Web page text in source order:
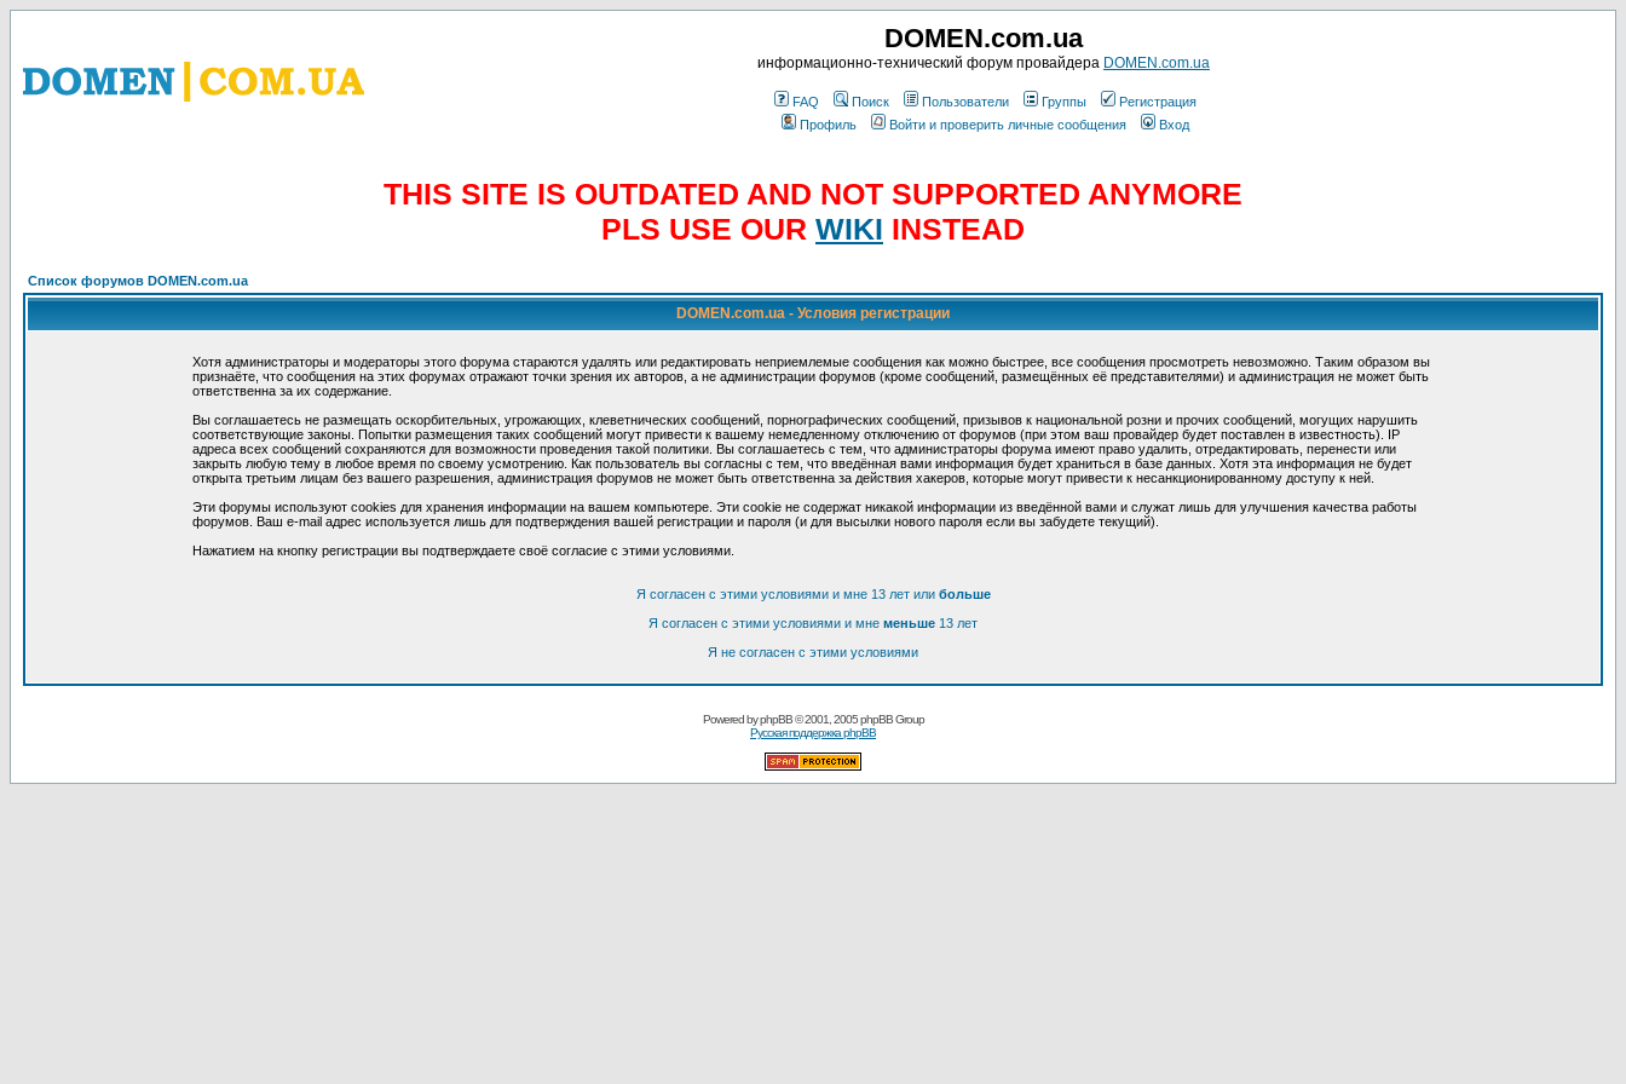
DOMEN.com.ua
информационно-технический форум провайдера DOMEN.com.ua
FAQ Поиск Пользователи Группы
Регистрация
Профиль
Войти и проверить личные сообщения Вход
THIS SITE IS OUTDATED AND NOT SUPPORTED ANYMORE
PLS USE OUR WIKI INSTEAD
Список форумов DOMEN.com.ua
DOMEN.com.ua - Условия регистрации
Хотя администраторы и модераторы этого форума стараются удалять или редактировать неприемлемые сообщения как можно быстрее, все сообщения просмотреть невозможно. Таким образом вы
признаёте, что сообщения на этих форумах отражают точки зрения их авторов, а не администрации форумов (кроме сообщений, размещённых её представителями) и администрация не может быть
ответственна за их содержание.
Вы соглашаетесь не размещать оскорбительных, угрожающих, клеветнических сообщений, порнографических сообщений, призывов к национальной розни и прочих сообщений, могущих нарушить
соответствующие законы. Попытки размещения таких сообщений могут привести к вашему немедленному отключению от форумов (при этом ваш провайдер будет поставлен в известность). IP
адреса всех сообщений сохраняются для возможности проведения такой политики. Вы соглашаетесь с тем, что администраторы форума имеют право удалить, отредактировать, перенести или
закрыть любую тему в любое время по своему усмотрению. Как пользователь вы согласны с тем, что введённая вами информация будет храниться в базе данных. Хотя эта информация не будет
открыта третьим лицам без вашего разрешения, администрация форумов не может быть ответственна за действия хакеров, которые могут привести к несанкционированному доступу к ней.
Эти форумы используют cookies для хранения информации на вашем компьютере. Эти cookie не содержат никакой информации из введённой вами и служат лишь для улучшения качества работы
форумов. Ваш e-mail адрес используется лишь для подтверждения вашей регистрации и пароля (и для высылки нового пароля если вы забудете текущий).
Нажатием на кнопку регистрации вы подтверждаете своё согласие с этими условиями.
Я согласен с этими условиями и мне 13 лет или больше
Я согласен с этими условиями и мне меньше 13 лет
Я не согласен с этими условиями
Powered byphpBB© 2001, 2005 phpBB Group
Русская поддержка phpBB